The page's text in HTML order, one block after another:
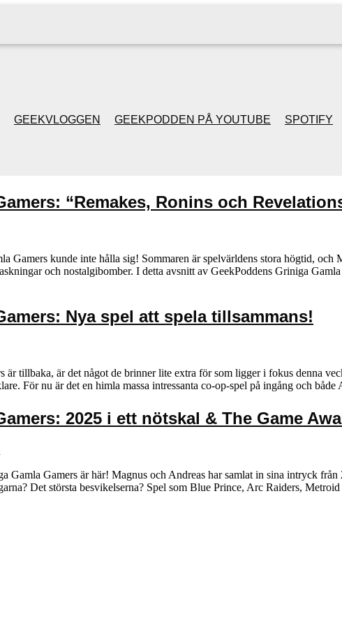
GEEKVLOGGEN GEEKPODDEN PÅ YOUTUBE
GAMING MED MICKE
GEEKPODDENS
SPOTIFY
“Remakes, Ronins och
Gamers kunde inte hålla sig! Sommaren är spelvärldens stora högtid,
och nostalgibomber. I detta avsnitt av GeekPoddens Griniga
Nya spel att spela tillsammans!
är tillbaka, är det något de brinner lite extra för som ligger i fokus denna
För nu är det en himla massa intressanta co-op-spel på ingång och
2025 i ett nötskal & The Game
Gamers är här! Magnus och Andreas har samlat in sina intryck
Det största besvikelserna? Spel som Blue Prince, Arc Raiders,